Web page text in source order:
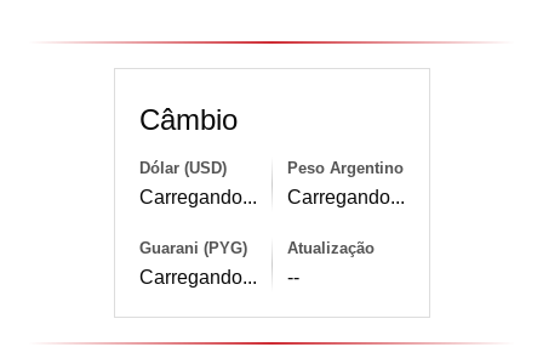
Câmbio
Dólar (USD)
Carregando...
Peso Argentino
Carregando...
Guarani (PYG)
Carregando...
Atualização
--